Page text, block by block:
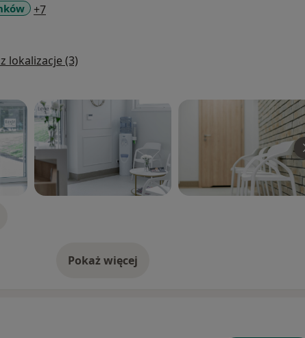
+7a11y_sr_more_diseases
lokalizacje (3)
Pokaż więcejo doświadczeniu